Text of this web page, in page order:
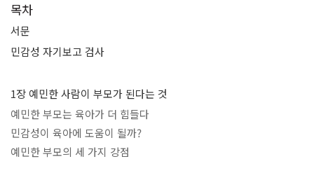
때문이다. 부모가 되기 전까지는 전혀 눈치 채지 못했다고 해도, 어
쩌면 당신도 예민한 부모일지 모른다. 그리고 대다수의 예민한 부모
는 자신의 약점에 갇혀 그 이면에 있는 잠재력을
할 수 있다는 것, 감정적이지만 누구보다 아이의 마음에 공감하고 동
조할 수 있다는 것, 아주 미묘한 차이까지도
파악하는 섬세함이 있다는 것을 전혀 모른 채 말이다. 이 책은 육아
비법을 알려주는 책이 아니다. 예민한 부모가 자신의 기질을 바로 알
목차
서문
민감성 자기보고 검사
1장 예민한 사람이 부모가 된다는 것
예민한 부모는 육아가 더 힘들다
민감성이 육아에 도움이 될까?
예민한 부모의 세 가지 강점